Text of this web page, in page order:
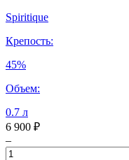
Spiritique
Крепость:
45%
Объем:
0.7 л
6 900 ₽
–